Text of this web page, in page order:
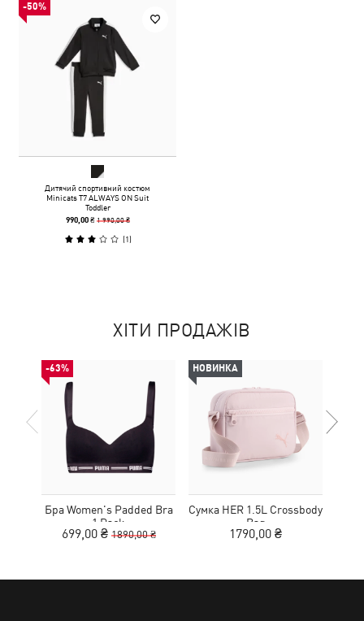
-50%
Дитячий спортивний костюм
Minicats T7 ALWAYS ON Suit
Toddler
990,00 ₴ 1 990,00 ₴
(1)
ХІТИ ПРОДАЖІВ
-63%
Бра Women's Padded Bra
1 Pack
699,00 ₴ 1890,00 ₴
НОВИНКА
Сумка HER 1.5L Crossbody
Bag
1790,00 ₴